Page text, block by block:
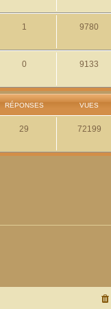
1 9780
0 9133
RÉPONSES VUES
29 72199